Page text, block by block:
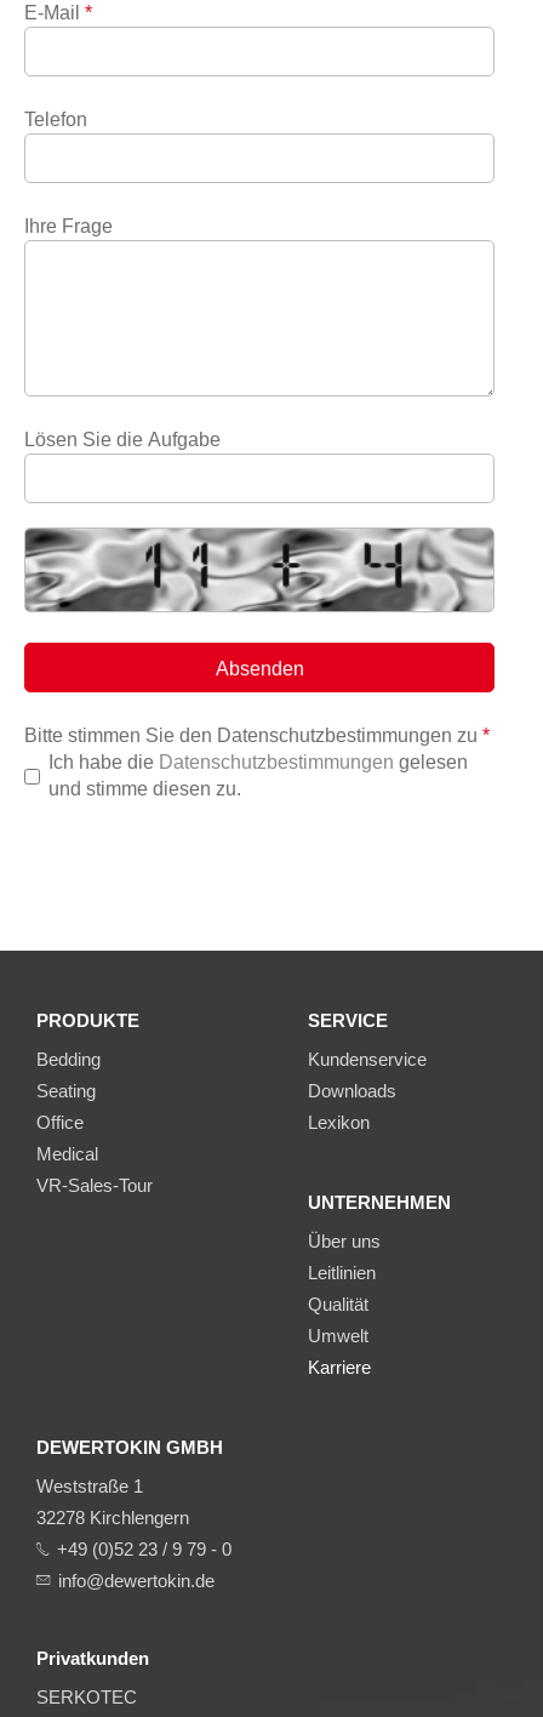
E-Mail *
Telefon
Ihre Frage
Lösen Sie die Aufgabe
Bitte stimmen Sie den Datenschutzbestimmungen zu *
Ich habe die Datenschutzbestimmungen gelesen
und stimme diesen zu.
PRODUKTE
Bedding
Seating
Office
Medical
VR-Sales-Tour
SERVICE
Kundenservice
Downloads
Lexikon
UNTERNEHMEN
Über uns
Leitlinien
Qualität
Umwelt
Karriere
DEWERTOKIN GMBH
Weststraße 1
32278 Kirchlengern
+49 (0)52 23 / 9 79 - 0
info@dewertokin.de
Privatkunden
SERKOTEC